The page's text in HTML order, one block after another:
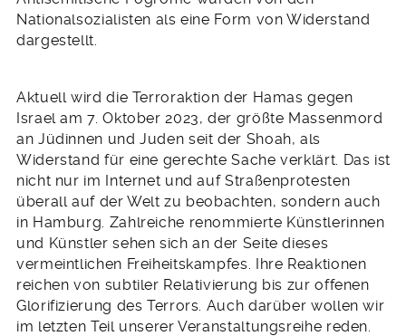
Nationalsozialisten als eine Form von Widerstand
dargestellt.
Aktuell wird die Terroraktion der Hamas gegen
Israel am 7. Oktober 2023, der größte Massenmord
an Jüdinnen und Juden seit der Shoah, als
Widerstand für eine gerechte Sache verklärt. Das ist
nicht nur im Internet und auf Straßenprotesten
überall auf der Welt zu beobachten, sondern auch
in Hamburg. Zahlreiche renommierte Künstlerinnen
und Künstler sehen sich an der Seite dieses
vermeintlichen Freiheitskampfes. Ihre Reaktionen
reichen von subtiler Relativierung bis zur offenen
Glorifizierung des Terrors. Auch darüber wollen wir
im letzten Teil unserer Veranstaltungsreihe reden.